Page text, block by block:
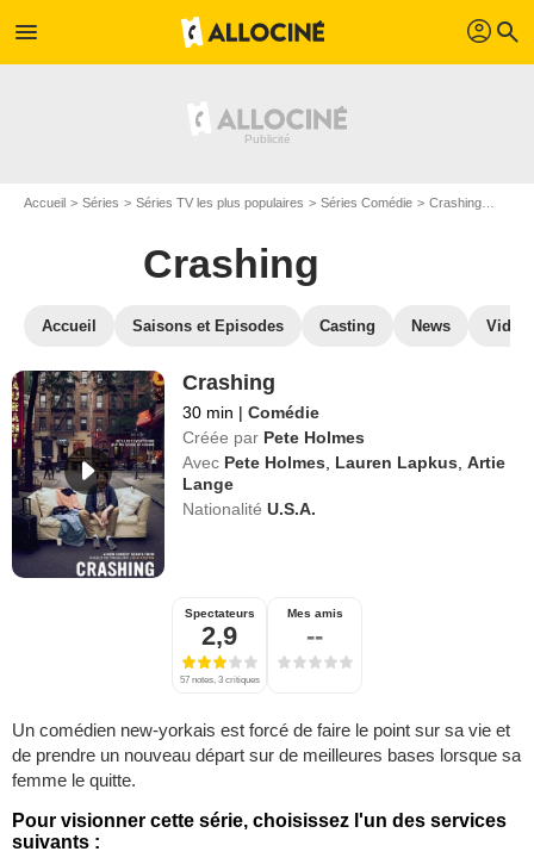
menu profil search
Accueil Séries Séries TV les plus populaires Séries Comédie Crashing
Crashing
Accueil Saisons et Episodes Casting News
Crashing
30 min | Comédie
Créée par Pete Holmes
Avec Pete Holmes Lauren Lapkus ,Artie
Lange
Nationalité U.S.A.
Spectateurs
2,9
57 notes, 3 critiques
Mes amis
--
Un comédien new-yorkais est forcé de faire le point sur sa vie et
de prendre un nouveau départ sur de meilleures bases lorsque sa
femme le quitte.
Pour visionner cette série, choisissez l'un des services
suivants :